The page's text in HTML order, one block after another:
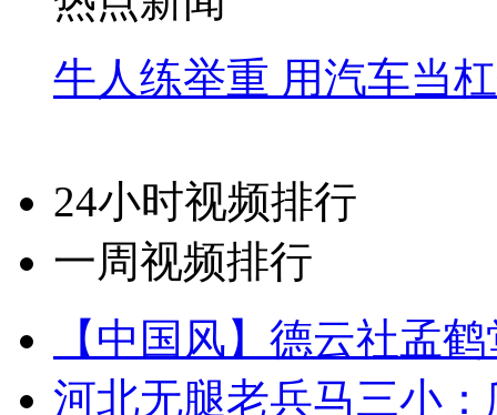
牛人练举重 用汽车当
24小时视频排行
一周视频排行
【中国风】德云社孟
河北无腿老兵马三小